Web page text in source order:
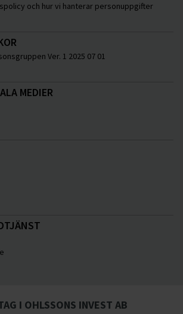
och hur vi hanterar personuppgifter
Ver. 1 2025 07 01
MEDIER
I OHLSSONS INVEST AB